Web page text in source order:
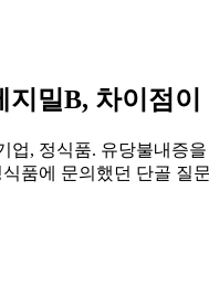
지밀B, 차이점이
업, 정식품. 유당불내증
품에 문의했던 단골 질